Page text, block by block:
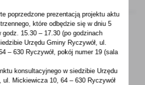
EDUKACYJNA
OBORNIKI RUSZYŁA!
poprzedzone prezentacją projektu aktu
które odbędzie się w dniu 5
godz. 15.30 – 17.30 (po godzinach
Urzędu Gminy Ryczywół, ul.
– 630 Ryczywół, pokójnumer 19 (sala
konsultacyjnego w siedzibie Urzędu
ul. Mickiewicza 10, 64 – 630 Ryczywół